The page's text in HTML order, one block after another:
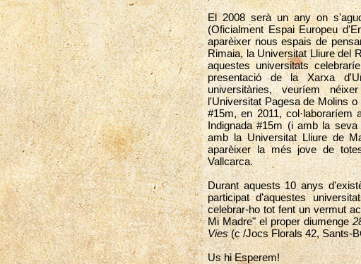
El 2008 serà un any on
(Oficialment Espai Europeu
aparèixer nous espais de
Rimaia, la Universitat Lliure del
aquestes universitats
presentació de la Xarxa
universitàries, veuríem
l'Universitat Pagesa de Molins
#15m, en 2011,
Indignada #15m (i amb la
amb la Universitat Lliure de
aparèixer la més jove de
Vallcarca.
Durant aquests 10 anys
participat d'aquestes
celebrar-ho tot fent un vermut
Mi Madre" el proper diumenge
Vies(c /Jocs Florals 42, Sants-
Us hi Esperem!